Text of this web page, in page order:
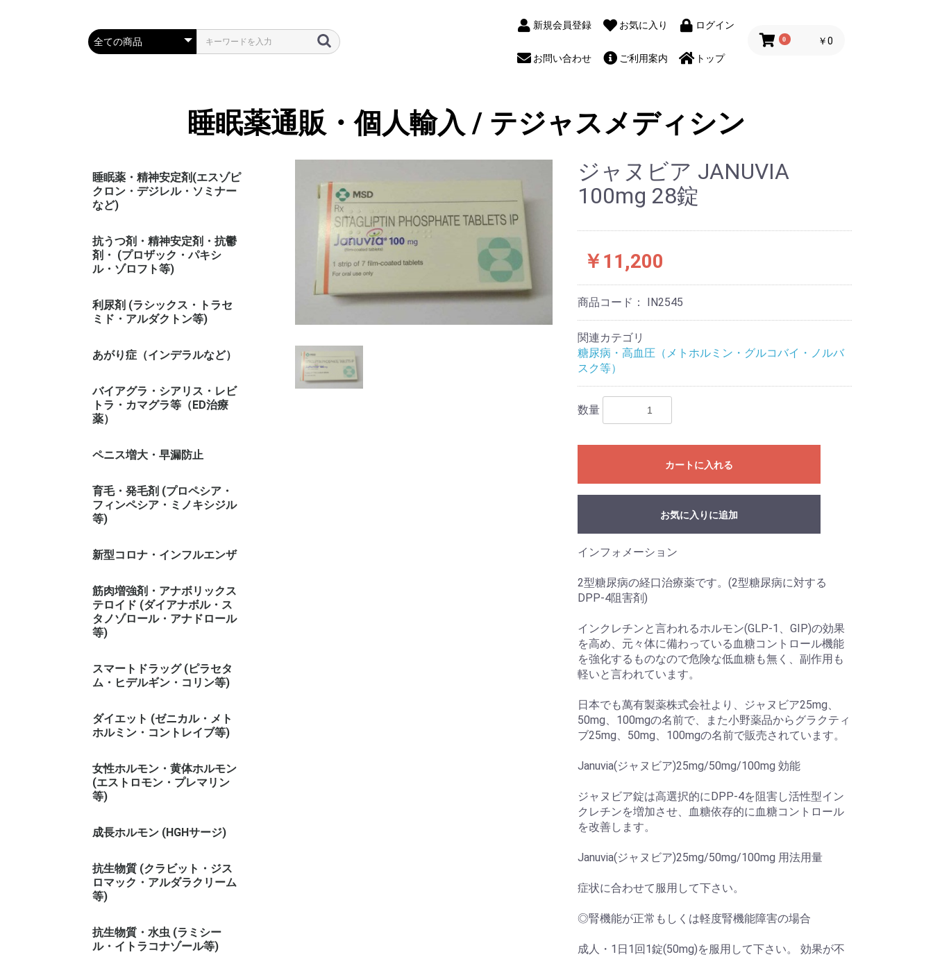
新規会員登録 お気に入り ログイン
お問い合わせ ご利用案内 トップ
0 ￥0
睡眠薬通販・個人輸入 / テジャスメディシン
睡眠薬・精神安定剤(エスゾピ
クロン・デジレル・ソミナー
など)
抗うつ剤・精神安定剤・抗鬱
剤・ (プロザック・パキシ
ル・ゾロフト等)
利尿剤 (ラシックス・トラセ
ミド・アルダクトン等)
あがり症（インデラルなど）
バイアグラ・シアリス・レビ
トラ・カマグラ等（ED治療
薬）
ペニス増大・早漏防止
育毛・発毛剤 (プロペシア・
フィンペシア・ミノキシジル
等)
新型コロナ・インフルエンザ
筋肉増強剤・アナボリックス
テロイド (ダイアナボル・ス
タノゾロール・アナドロール
等)
スマートドラッグ (ピラセタ
ム・ヒデルギン・コリン等)
ダイエット (ゼニカル・メト
ホルミン・コントレイブ等)
女性ホルモン・黄体ホルモン
(エストロモン・プレマリン
等)
成長ホルモン (HGHサージ)
抗生物質 (クラビット・ジス
ロマック・アルダラクリーム
等)
抗生物質・水虫 (ラミシー
ル・イトラコナゾール等)
ジャヌビア JANUVIA
100mg 28錠
￥11,200
商品コード： IN2545
関連カテゴリ
糖尿病・高血圧（メトホルミン・グルコバイ・ノルバ
スク等）
数量
カートに入れる
お気に入りに追加
インフォメーション
2型糖尿病の経口治療薬です。(2型糖尿病に対する
DPP-4阻害剤)
インクレチンと言われるホルモン(GLP-1、GIP)の効果
を高め、元々体に備わっている血糖コントロール機能
を強化するものなので危険な低血糖も無く、副作用も
軽いと言われています。
日本でも萬有製薬株式会社より、ジャヌビア25mg、
50mg、100mgの名前で、また小野薬品からグラクティ
ブ25mg、50mg、100mgの名前で販売されています。
Januvia(ジャヌビア)25mg/50mg/100mg 効能
ジャヌビア錠は高選択的にDPP-4を阻害し活性型イン
クレチンを増加させ、血糖依存的に血糖コントロール
を改善します。
Januvia(ジャヌビア)25mg/50mg/100mg 用法用量
症状に合わせて服用して下さい。
◎腎機能が正常もしくは軽度腎機能障害の場合
成人・1日1回1錠(50mg)を服用して下さい。 効果が不